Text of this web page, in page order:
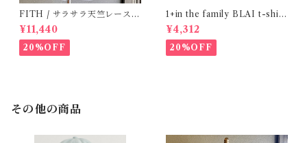
FITH / サラサラ天竺レースT
シャツ (BL) / 145・155
¥11,440
20%OFF
1+in the family BLAI t-shirt
(Grey)
¥4,312
20%OFF
その他の商品